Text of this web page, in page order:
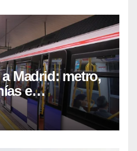
Madrid: metro,
e